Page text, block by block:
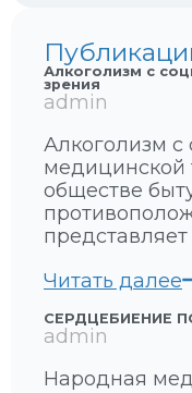
Алкоголизм с
зрения
admin
Алкоголизм с
медицинской
обществе
Читать далее
к
г
СЕРДЦЕБИЕНИЕ
admin
Народная